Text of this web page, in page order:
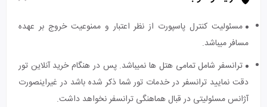
مسئولیت کنترل پاسپورت از نظر اعتبار و ممنوعیت خروج بر عهده
مسافر میباشد.
ترانسفر شامل تمامی هتل ها نمیباشد. پس در هنگام خرید آنلاین تور
دقت نمایید ترانسفر در خدمات تور شما ذکر شده باشد در غیراینصورت
آژانس مسئولیتی در قبال هماهنگی ترانسفر نخواهد داشت.